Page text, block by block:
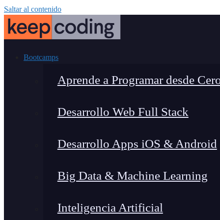
Saltar al contenido
Bootcamps
Aprende a Programar desde
Desarrollo Web Full Stack
Desarrollo Apps iOS & Android
Big Data & Machine Learning
Inteligencia Artificial